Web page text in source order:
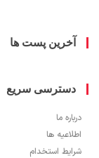
آخرین پست ها
دسترسی سریع
درباره ما
اطلاعیه ها
شرایط استخدام